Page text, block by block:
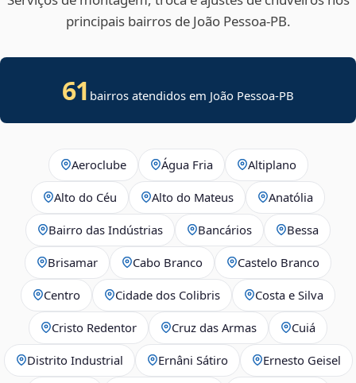
principais bairros de João Pessoa‑PB.
61 bairros atendidos em João Pessoa-PB
Aeroclube Água Fria Altiplano
Alto do Céu Alto do Mateus Anatólia
Bairro das Indústrias Bancários Bessa
Brisamar Cabo Branco Castelo Branco
Centro Cidade dos Colibris Costa e Silva
Cristo Redentor Cruz das Armas Cuiá
Distrito Industrial Ernâni Sátiro Ernesto Geisel